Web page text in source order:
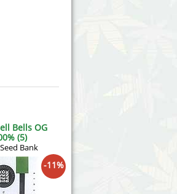
Bells OG
(5)
Bank
-11%